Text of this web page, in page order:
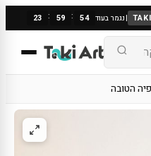
|נגמר בעוד 23 : 59 : 54
הטובה